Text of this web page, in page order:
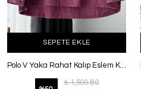
SEPETE EKLE
Polo V Yaka Rahat Kalıp Eslem Keten Bluz Mürdüm
₺ 1,599.80